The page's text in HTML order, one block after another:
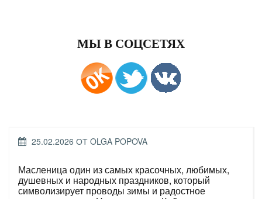
МЫ В СОЦСЕТЯХ
ОПУБЛИКОВАНО
25.02.2026 ОТ OLGA POPOVA
Масленица один из самых красочных, любимых,
душевных и народных праздников, который
символизирует проводы зимы и радостное